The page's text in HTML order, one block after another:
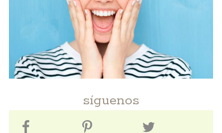
síguenos